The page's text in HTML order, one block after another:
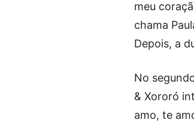
meu
chama
Depois, a
No
& Xororó
amo, te